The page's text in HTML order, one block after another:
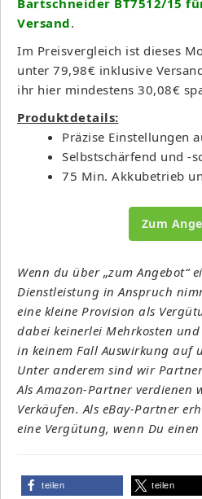
Versand.
Im Preisvergleich ist dieses
unter 79,98€ inklusive
ihr hier mindestens 30,08€
Produktdetails:
Präzise Einstellungen
Selbstschärfend und -
75 Min. Akkubetrieb
Zum
Wenn du über „zum Angebot“
Dienstleistung in Anspruch
eine kleine Provision als
dabei keinerlei Mehrkosten
in keinem Fall Auswirkung auf
Unter anderem sind wir
Als Amazon-Partner
Verkäufen. Als eBay-Partner
eine Vergütung, wenn Du
teilen teilen